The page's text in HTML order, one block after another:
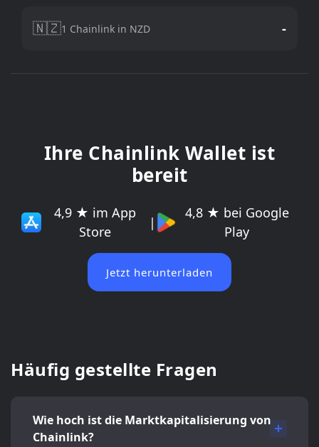
🇳🇿1 Chainlink in NZD -
Ihre Chainlink Wallet ist
bereit
4,9 ★ im App
Store
|
4,8 ★ bei Google
Play
Jetzt herunterladen
Häufig gestellte Fragen
Wie hoch ist die Marktkapitalisierung von
Chainlink?